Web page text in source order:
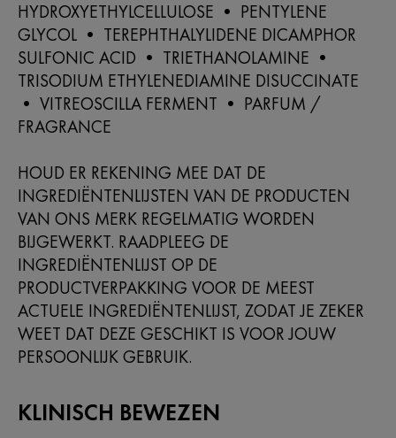
HYDROXYETHYLCELLULOSE • PENTYLENE
GLYCOL • TEREPHTHALYLIDENE DICAMPHOR
SULFONIC ACID • TRIETHANOLAMINE •
TRISODIUM ETHYLENEDIAMINE DISUCCINATE
• VITREOSCILLA FERMENT • PARFUM /
FRAGRANCE
HOUD ER REKENING MEE DAT DE
INGREDIËNTENLIJSTEN VAN DE PRODUCTEN
VAN ONS MERK REGELMATIG WORDEN
BIJGEWERKT. RAADPLEEG DE
INGREDIËNTENLIJST OP DE
PRODUCTVERPAKKING VOOR DE MEEST
ACTUELE INGREDIËNTENLIJST, ZODAT JE ZEKER
WEET DAT DEZE GESCHIKT IS VOOR JOUW
PERSOONLIJK GEBRUIK.
KLINISCH BEWEZEN